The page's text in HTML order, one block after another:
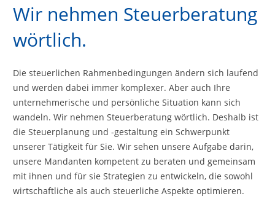
Wir nehmen Steuerberatung
wörtlich.
Die steuerlichen Rahmenbedingungen ändern sich laufend
und werden dabei immer komplexer. Aber auch Ihre
unternehmerische und persönliche Situa­tion kann sich
wandeln. Wir nehmen Steuerberatung wörtlich. Deshalb ist
die Steuerplanung und -gestal­tung ein Schwerpunkt
unserer Tätigkeit für Sie. Wir sehen unsere Aufgabe darin,
unsere Mandanten kompetent zu beraten und gemeinsam
mit ihnen und für sie Strategien zu entwickeln, die sowohl
wirt­schaftliche als auch steuerliche Aspekte optimieren.